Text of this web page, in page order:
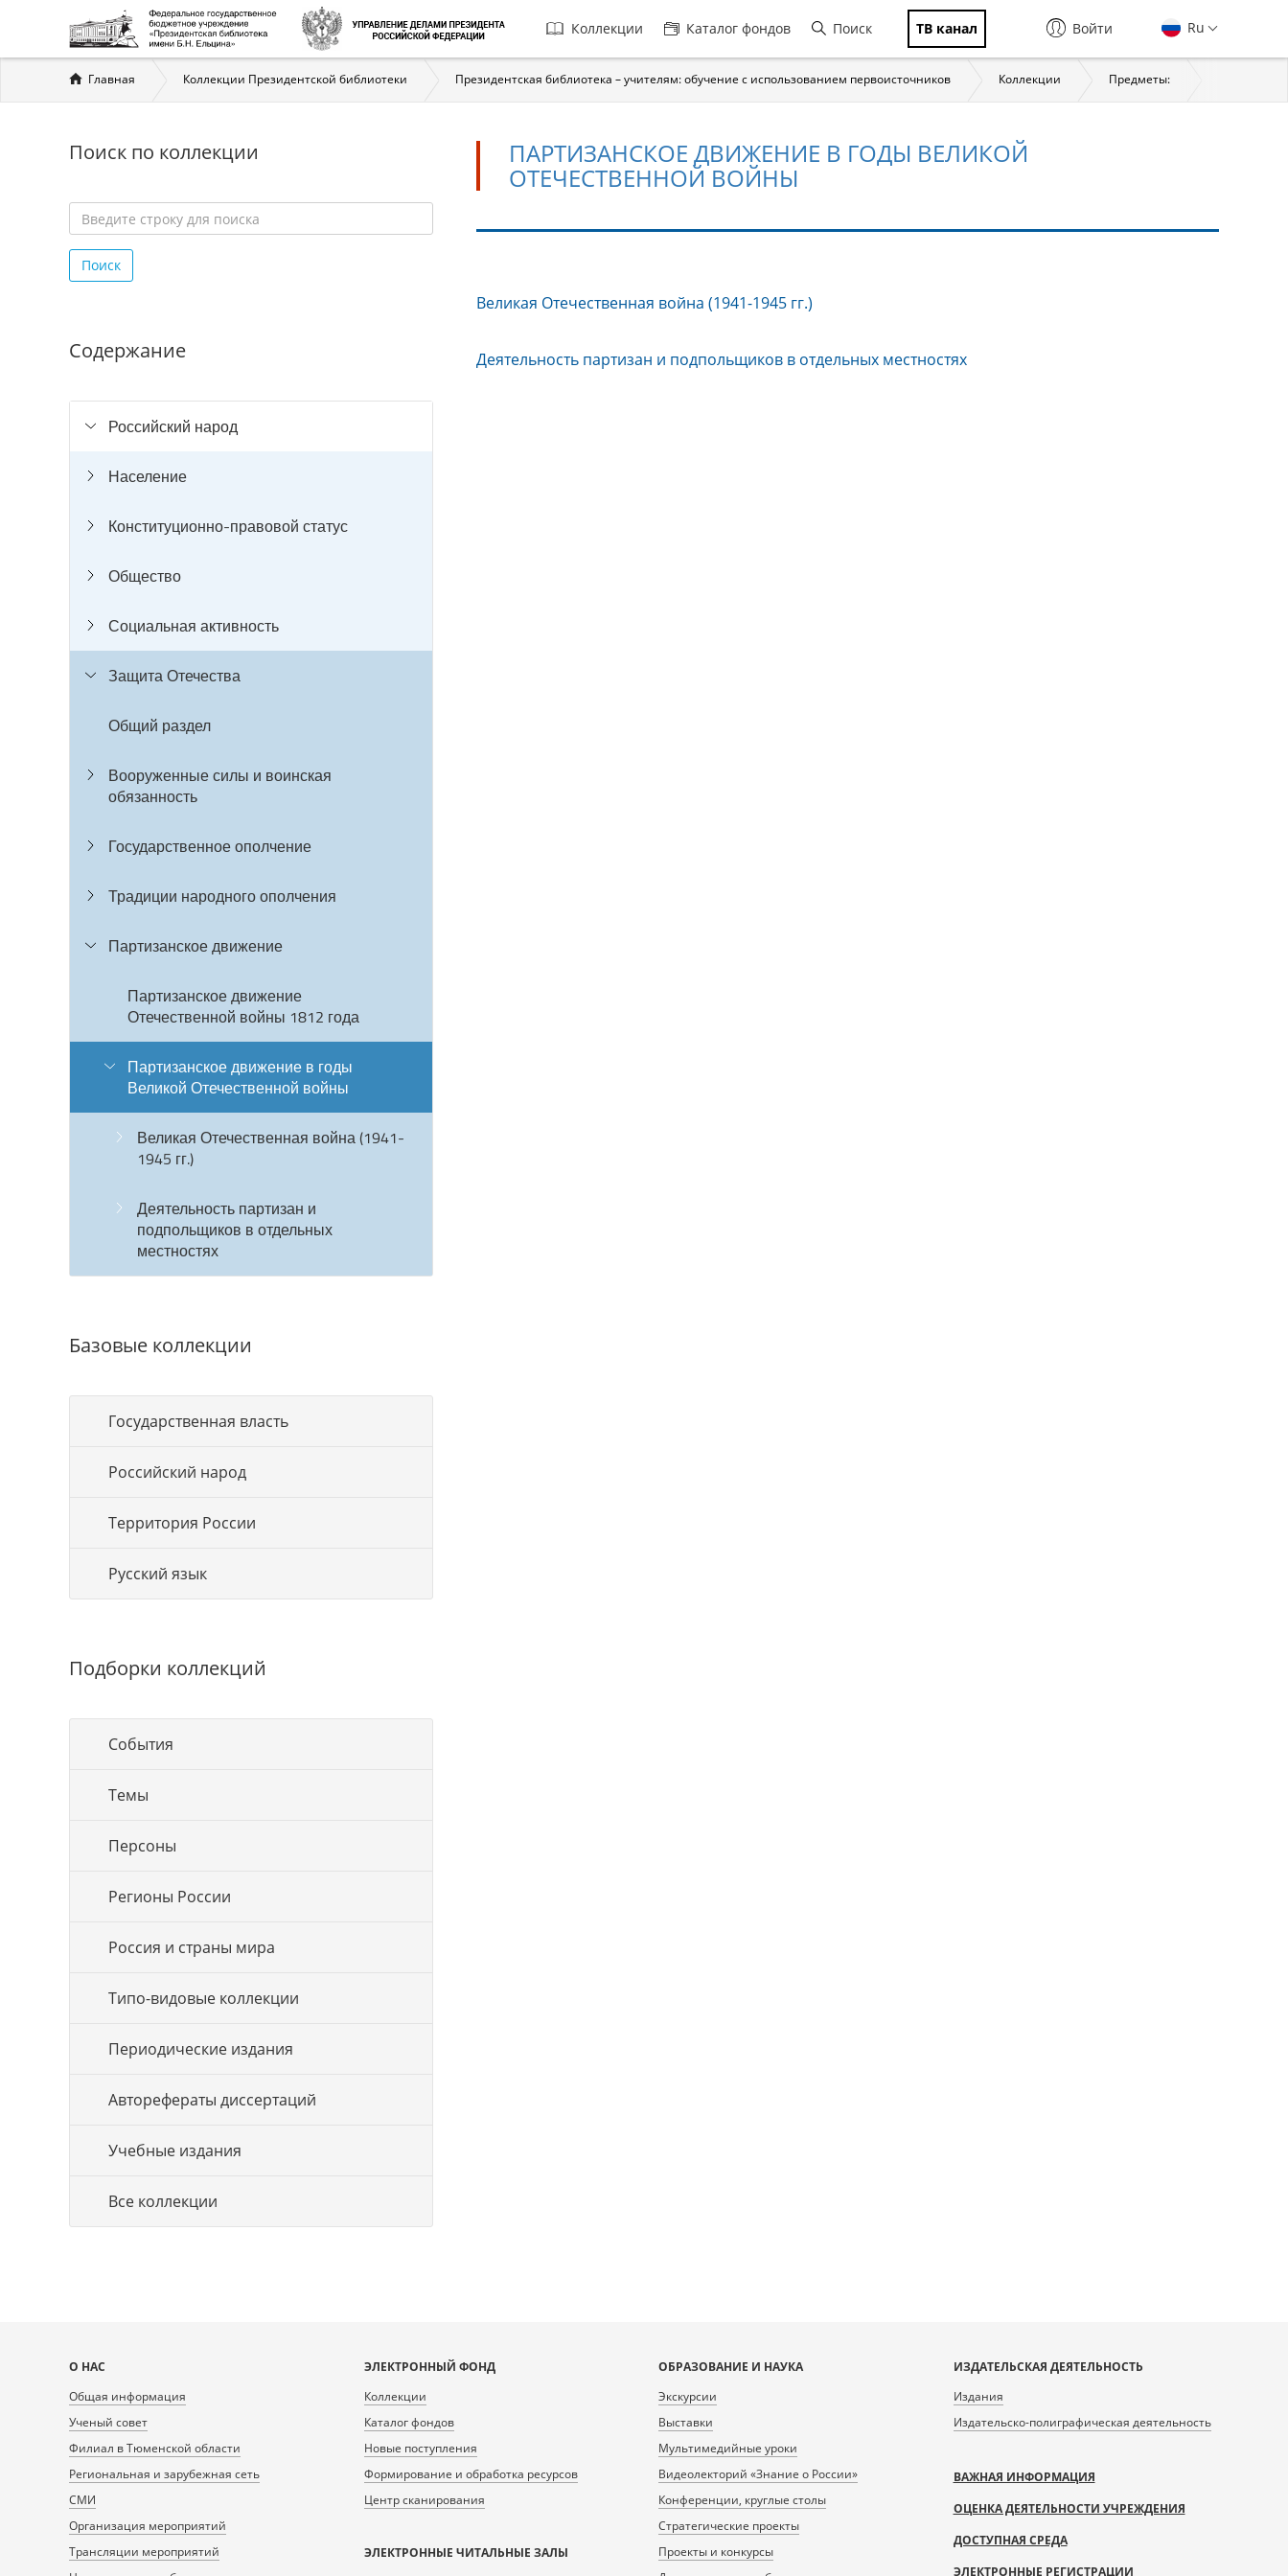
Главная
навигация
Коллекции Каталог фондов Поиск ТВ канал Ru
Войти
Вы
здесь
Главная Коллекции Президентской библиотеки Президентская библиотека – учителям: обучение с использованием первоисточников Коллекции Предметы:
Поиск по коллекции
строку
для
Поиск
Содержание
Российский народ
Население
Конституционно-правовой статус
Общество
Социальная активность
Защита Отечества
Общий раздел
Вооруженные силы и воинская
обязанность
Государственное ополчение
Традиции народного ополчения
Партизанское движение
Партизанское движение
Отечественной войны 1812 года
Партизанское движение в годы
Великой Отечественной войны
Великая Отечественная война (1941-
1945 гг.)
Деятельность партизан и
подпольщиков в отдельных
местностях
Базовые коллекции
Государственная власть
Российский народ
Территория России
Русский язык
Подборки коллекций
События
Темы
Персоны
Регионы России
Россия и страны мира
Типо-видовые коллекции
Периодические издания
Авторефераты диссертаций
Учебные издания
Все коллекции
ПАРТИЗАНСКОЕ ДВИЖЕНИЕ В ГОДЫ ВЕЛИКОЙ
ОТЕЧЕСТВЕННОЙ ВОЙНЫ
движение
годы
Великая Отечественная война (1941-1945 гг.)
Деятельность партизан и подпольщиков в отдельных местностях
Карта
сайта
О НАС
Общая информация
Ученый совет
Филиал в Тюменской области
Региональная и зарубежная сеть
СМИ
Организация мероприятий
Трансляции мероприятий
ЭЛЕКТРОННЫЙ ФОНД
Коллекции
Каталог фондов
Новые поступления
Формирование и обработка ресурсов
Центр сканирования
ЭЛЕКТРОННЫЕ ЧИТАЛЬНЫЕ ЗАЛЫ
ОБРАЗОВАНИЕ И НАУКА
Экскурсии
Выставки
Мультимедийные уроки
Видеолекторий «Знание о России»
Конференции, круглые столы
Стратегические проекты
Проекты и конкурсы
ИЗДАТЕЛЬСКАЯ ДЕЯТЕЛЬНОСТЬ
Издания
Издательско-полиграфическая деятельность
ВАЖНАЯ ИНФОРМАЦИЯ
ОЦЕНКА ДЕЯТЕЛЬНОСТИ УЧРЕЖДЕНИЯ
ДОСТУПНАЯ СРЕДА
ЭЛЕКТРОННЫЕ РЕГИСТРАЦИИ